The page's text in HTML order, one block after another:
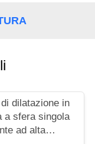
dilatazione in
a sfera singola
ad alta